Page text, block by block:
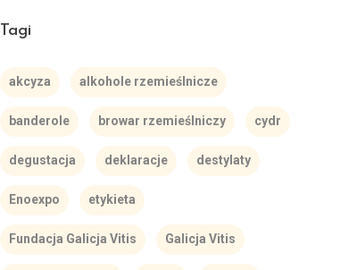
Tagi
akcyza alkohole rzemieślnicze
banderole browar rzemieślniczy cydr
degustacja deklaracje destylaty
Enoexpo etykieta
Fundacja Galicja Vitis Galicja Vitis